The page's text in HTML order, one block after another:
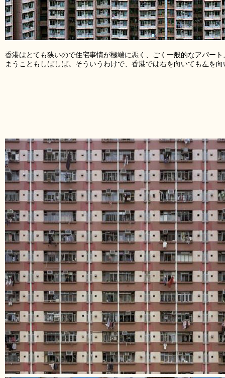
香港はとても狭いので住宅事情が極端に悪く、ごく一般的なアパー
まうこともしばしば。そういうわけで、香港では右を向いても左を